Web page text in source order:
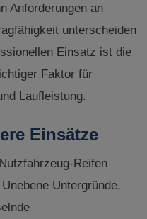
Anforderungen an
unterscheiden
Einsatz ist die
Faktor für
Laufleistung.
Einsätze
Reifen
Untergründe,